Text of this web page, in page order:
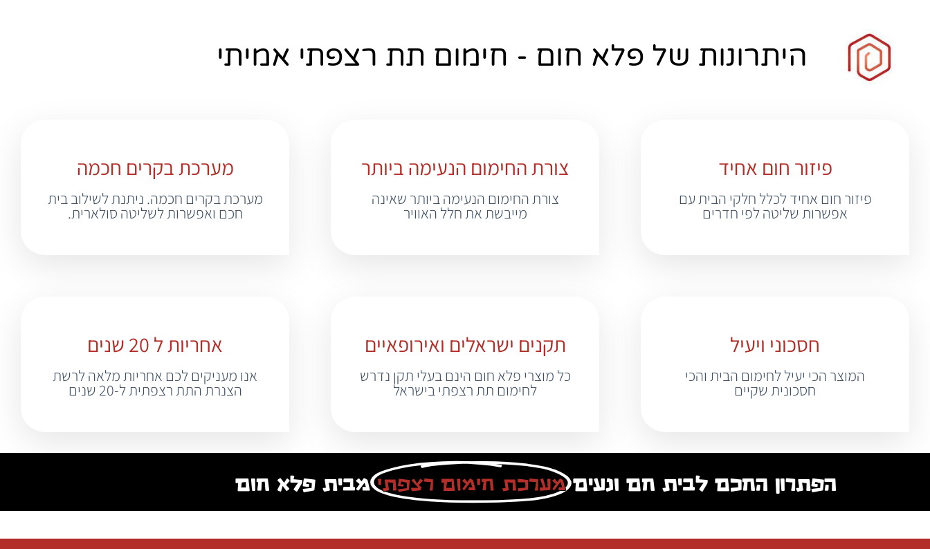
היתרונות של פלא חום - חימום תת רצפתי אמיתי
פיזור חום אחיד
פיזור חום אחיד לכלל חלקי הבית עם
אפשרות שליטה לפי חדרים
צורת החימום הנעימה ביותר
צורת החימום הנעימה ביותר שאינה
מייבשת את חלל האוויר
מערכת בקרים חכמה
מערכת בקרים חכמה. ניתנת לשילוב בית
חכם ואפשרות לשליטה סולארית.
חסכוני ויעיל
המוצר הכי יעיל לחימום הבית והכי
חסכונית שקיים
תקנים ישראלים ואירופאיים
כל מוצרי פלא חום הינם בעלי תקן נדרש
לחימום תת רצפתי בישראל
אחריות ל 20 שנים
אנו מעניקים לכם אחריות מלאה לרשת
הצנרת התת רצפתית ל-20 שנים
הפתרון החכם לבית חם ונעים מערכת חימום רצפתי מבית פלא חום